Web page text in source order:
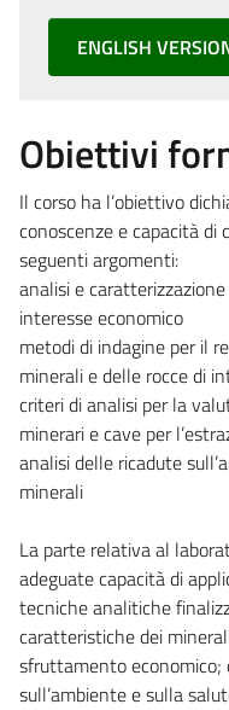
ENGLISH
Obiettivi
Il corso ha l’obiettivo
conoscenze e capacità
seguenti argomenti:
analisi e
interesse economico
metodi di indagine per il
minerali e delle rocce di
criteri di analisi per la
minerari e cave per
analisi delle ricadute
minerali
La parte relativa al
adeguate capacità di
tecniche analitiche
caratteristiche dei
sfruttamento
sull’ambiente e sulla